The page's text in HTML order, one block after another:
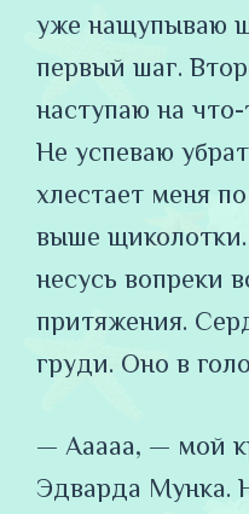
уже нащупываю
первый шаг.
наступаю на
Не успеваю
хлестает меня
выше
несусь вопреки
притяжения.
груди. Оно в
— Ааааа, — мой
Эдварда Мунка.